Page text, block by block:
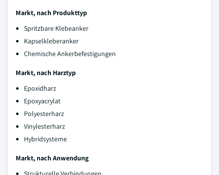
Markt, nach Produkttyp
Spritzbare Klebeanker
Kapselkleberanker
Chemische Ankerbefestigungen
Markt, nach Harztyp
Epoxidharz
Epoxyacrylat
Polyesterharz
Vinylesterharz
Hybridsysteme
Markt, nach Anwendung